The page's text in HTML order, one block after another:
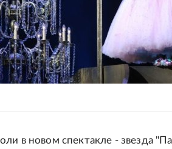
в новом спектакле - звезда